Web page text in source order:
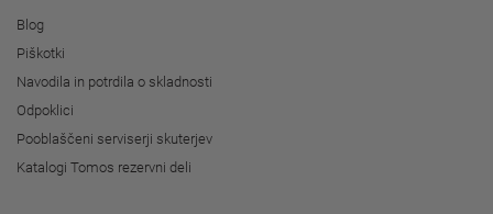
Blog
Piškotki
Navodila in potrdila o skladnosti
Odpoklici
Pooblaščeni serviserji skuterjev
Katalogi Tomos rezervni deli